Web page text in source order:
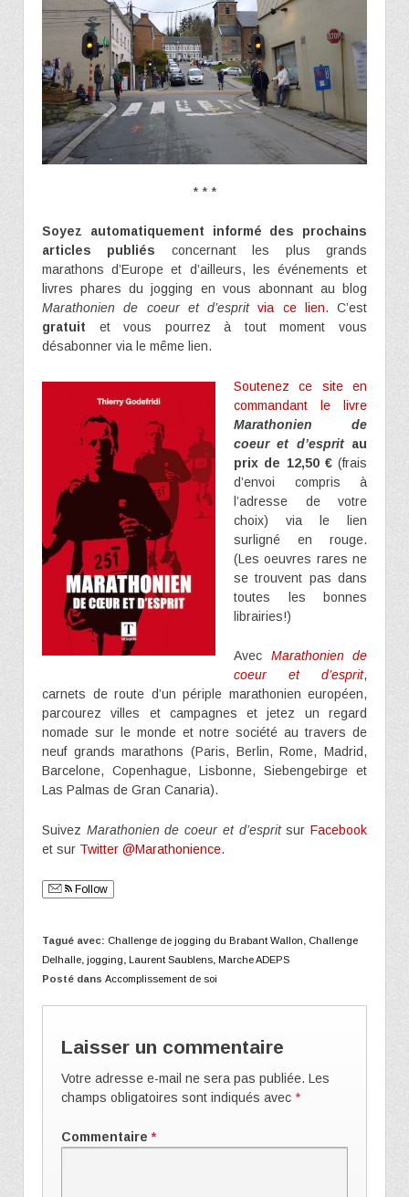
* * *
Soyez automatiquement informé des prochains
articles publiés concernant les plus grands
marathons d’Europe et d’ailleurs, les événements et
livres phares du jogging en vous abonnant au blog
Marathonien de coeur et d’esprit via ce lien. C’est
gratuit et vous pourrez à tout moment vous
désabonner via le même lien.
Soutenez ce site en
commandant le livre
Marathonien de
coeur et d’espritau
prix de 12,50 €(frais
d’envoi compris à
l’adresse de votre
choix) via le lien
surligné en rouge.
(Les oeuvres rares ne
se trouvent pas dans
toutes les bonnes
librairies!)
Avec Marathonien de
coeur et d’esprit,
carnets de route d’un périple marathonien européen,
parcourez villes et campagnes et jetez un regard
nomade sur le monde et notre société au travers de
neuf grands marathons (Paris, Berlin, Rome, Madrid,
Barcelone, Copenhague, Lisbonne, Siebengebirge et
Las Palmas de Gran Canaria).
Suivez Marathonien de coeur et d’espritsurFacebook
et sur Twitter @Marathonience.
Follow
Tagué avec: Challenge de jogging du Brabant Wallon
Challenge
Delhalle jogging Laurent Saublens Marche ADEPS
Posté dans Accomplissement de soi
Laisser un commentaire
Votre adresse e-mail ne sera pas publiée. Les
champs obligatoires sont indiqués avec *
Commentaire *